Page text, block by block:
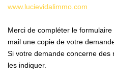
Notre
www.lucievidalimmo.com
Merci de compléter le
mail une copie de votre
Si votre demande concerne
les indiquer.